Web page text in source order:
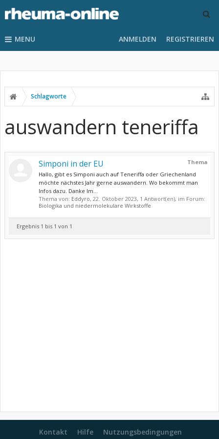
MENU ANMELDEN REGISTRIEREN
Schlagworte
auswandern teneriffa
Thema
Simponi in der EU
Hallo, gibt es Simponi auch auf Teneriffa oder Griechenland
möchte nächstes Jahr gerne auswandern. Wo bekommt man
Infos dazu. Danke Im...
Thema von: Eddyro, 22. Oktober 2023, 1 Antwort(en), im Forum:
Biologika und niedermolekulare Wirkstoffe
Ergebnis 1 bis 1 von 1
Kontakt Hilfe Nutzungsbedingungen